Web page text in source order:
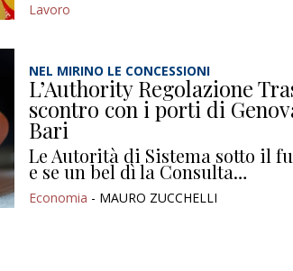
Lavoro
NEL MIRINO LE CONCESSIONI
L’Authority Regolazione
scontro con i porti di
Bari
Le Autorità di Sistema sotto il
e se un bel dì la Consulta…
Economia - MAURO ZUCCHELLI